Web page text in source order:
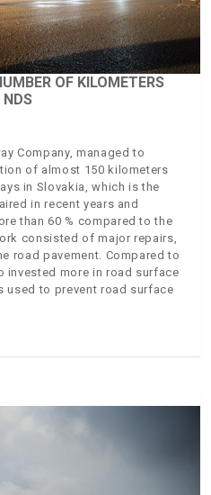
OF KILOMETERS
NDS
Company, managed to
of almost 150 kilometers
in Slovakia, which is the
in recent years and
than 60 % compared to the
consisted of major repairs,
road pavement. Compared to
invested more in road surface
used to prevent road surface